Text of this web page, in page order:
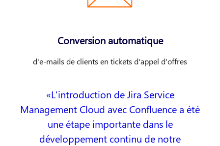
Conversion automatique
d'e-mails de clients en tickets d'appel d'offres
L'introduction de Jira Service
Management Cloud avec Confluence a été
une étape importante dans le
développement continu de notre